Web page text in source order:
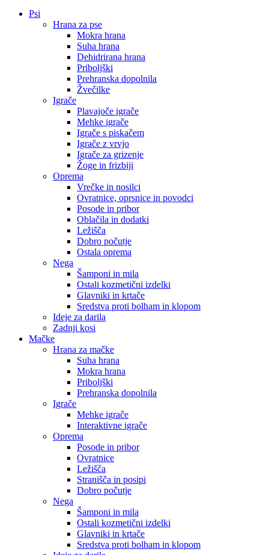
Psi
Hrana za pse
Mokra hrana
Suha hrana
Dehidrirana hrana
Priboljški
Prehranska dopolnila
Žvečilke
Igrače
Plavajoče igrače
Mehke igrače
Igrače s piskačem
Igrače z vrvjo
Igrače za grizenje
Žoge in frizbiji
Oprema
Vrečke in nosilci
Ovratnice, oprsnice in povodci
Posode in pribor
Oblačila in dodatki
Ležišča
Dobro počutje
Ostala oprema
Nega
Šamponi in mila
Ostali kozmetični izdelki
Glavniki in krtače
Sredstva proti bolham in klopom
Ideje za darila
Zadnji kosi
Mačke
Hrana za mačke
Suha hrana
Mokra hrana
Priboljški
Prehranska dopolnila
Igrače
Mehke igrače
Interaktivne igrače
Oprema
Posode in pribor
Ovratnice
Ležišča
Stranišča in posipi
Dobro počutje
Nega
Šamponi in mila
Ostali kozmetični izdelki
Glavniki in krtače
Sredstva proti bolham in klopom